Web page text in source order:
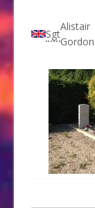
Sgt
Alistair
Gordon